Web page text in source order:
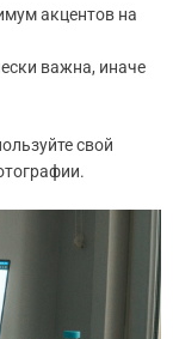
акцентов на
важна, иначе
свой